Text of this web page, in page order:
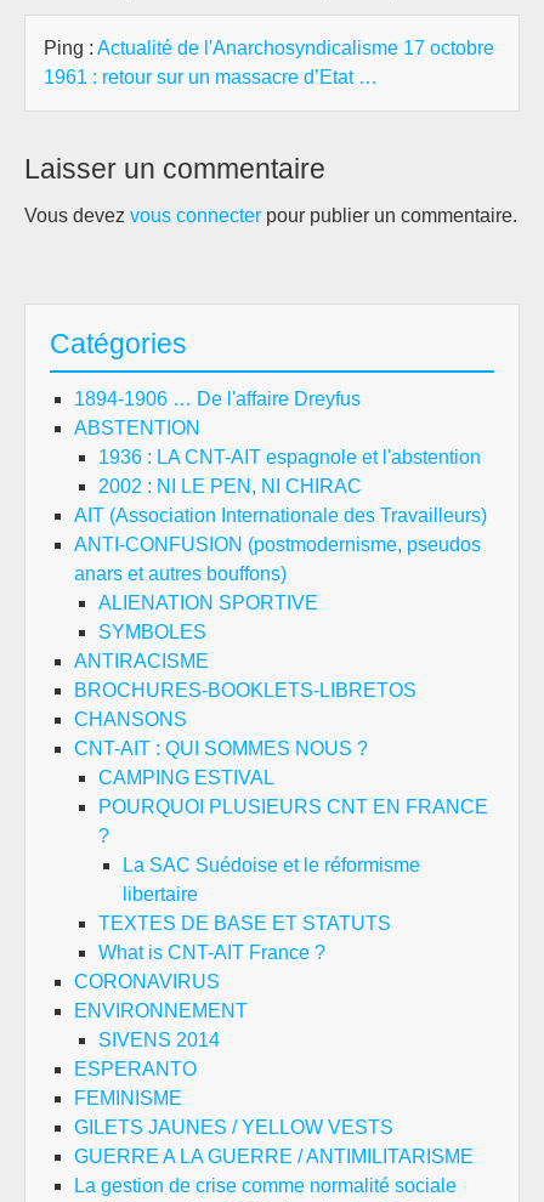
Ping : Actualité de l'Anarchosyndicalisme 17 octobre
1961 : retour sur un massacre d’Etat …
Laisser un commentaire
Vous devez vous connecter pour publier un commentaire.
Catégories
1894-1906 … De l'affaire Dreyfus
ABSTENTION
1936 : LA CNT-AIT espagnole et l'abstention
2002 : NI LE PEN, NI CHIRAC
AIT (Association Internationale des Travailleurs)
ANTI-CONFUSION (postmodernisme, pseudos
anars et autres bouffons)
ALIENATION SPORTIVE
SYMBOLES
ANTIRACISME
BROCHURES-BOOKLETS-LIBRETOS
CHANSONS
CNT-AIT : QUI SOMMES NOUS ?
CAMPING ESTIVAL
POURQUOI PLUSIEURS CNT EN FRANCE
?
La SAC Suédoise et le réformisme
libertaire
TEXTES DE BASE ET STATUTS
What is CNT-AIT France ?
CORONAVIRUS
ENVIRONNEMENT
SIVENS 2014
ESPERANTO
FEMINISME
GILETS JAUNES / YELLOW VESTS
GUERRE A LA GUERRE / ANTIMILITARISME
La gestion de crise comme normalité sociale